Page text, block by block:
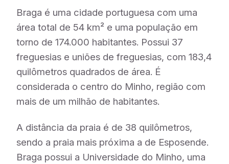
Braga é uma cidade portuguesa com uma
área total de 54 km² e uma população em
torno de 174.000 habitantes. Possui 37
freguesias e uniões de freguesias, com 183,4
quilômetros quadrados de área. É
considerada o centro do Minho, região com
mais de um milhão de habitantes.
A distância da praia é de 38 quilômetros,
sendo a praia mais próxima a de Esposende.
Braga possui a Universidade do Minho, uma